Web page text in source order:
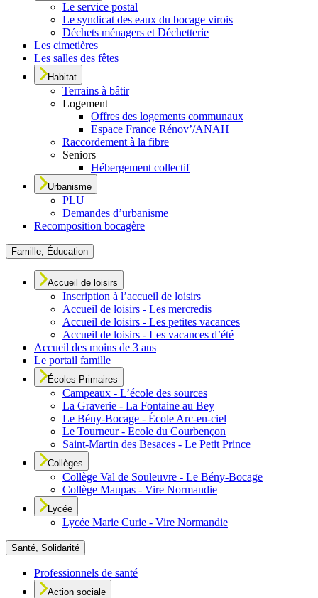
Le service postal
Le syndicat des eaux du bocage virois
Déchets ménagers et Déchetterie
Les cimetières
Les salles des fêtes
Habitat
Terrains à bâtir
Logement
Offres des logements communaux
Espace France Rénov’/ANAH
Raccordement à la fibre
Seniors
Hébergement collectif
Urbanisme
PLU
Demandes d’urbanisme
Recomposition bocagère
Famille, Éducation
Accueil de loisirs
Inscription à l’accueil de loisirs
Accueil de loisirs - Les mercredis
Accueil de loisirs - Les petites vacances
Accueil de loisirs - Les vacances d’été
Accueil des moins de 3 ans
Le portail famille
Écoles Primaires
Campeaux - L’école des sources
La Graverie - La Fontaine au Bey
Le Bény-Bocage - École Arc-en-ciel
Le Tourneur - Ecole du Courbençon
Saint-Martin des Besaces - Le Petit Prince
Collèges
Collège Val de Souleuvre - Le Bény-Bocage
Collège Maupas - Vire Normandie
Lycée
Lycée Marie Curie - Vire Normandie
Santé, Solidarité
Professionnels de santé
Action sociale